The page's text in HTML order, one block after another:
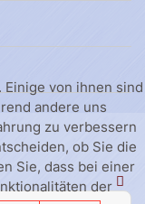
von ihnen sind
andere uns
zu verbessern
ob Sie die
Sie, dass bei einer
der